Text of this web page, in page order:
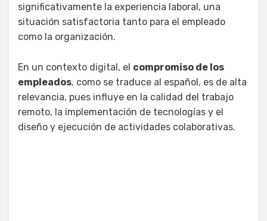
significativamente la experiencia laboral, una
situación satisfactoria tanto para el empleado
como la organización.
En un contexto digital, el compromiso de los
empleados, como se traduce al español, es de alta
relevancia, pues influye en la calidad del trabajo
remoto, la implementación de tecnologías y el
diseño y ejecución de actividades colaborativas.